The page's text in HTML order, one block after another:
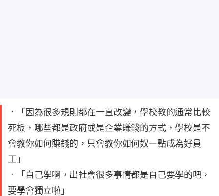
．「因為很多規則都在一直改變，學校教的通常比較
死板，哪些都是政府或是企業賺錢的方式，學校是不
會教你如何賺錢的，只會教你如何奴一點成為好員
工」
．「自己學啊，出社會很多事情都是自己要學的吧，
要學會獨立啦」